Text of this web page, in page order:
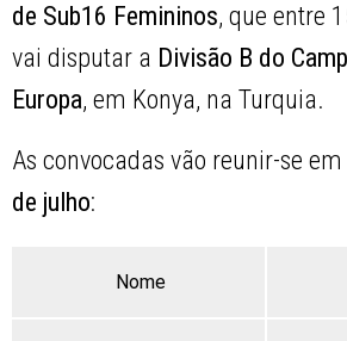
de Sub16 Femininos, que entre
vai disputar a Divisão B do
Europa, em Konya, na Turquia.
As convocadas vão reunir-se em
de julho:
Nome